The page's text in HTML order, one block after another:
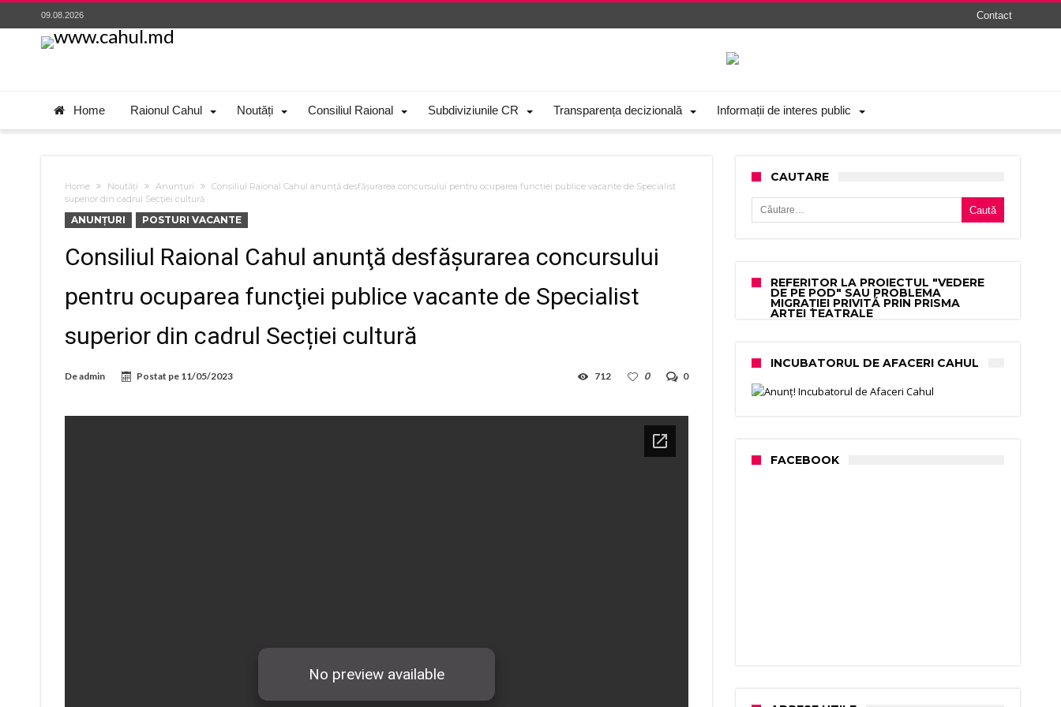
09.08.2026 Contact
Home Raionul Cahul Noutăți Consiliul Raional Subdiviziunile CR Transparența decizională Informații de interes public
Home Noutăți Anunțuri
Consiliul Raional Cahul anunţă desfăşurarea concursului pentru ocuparea funcţiei publice vacante de Specialist
superior din cadrul Secției cultură
ANUNȚURI POSTURI VACANTE
Consiliul Raional Cahul anunţă desfăşurarea concursului
pentru ocuparea funcţiei publice vacante de Specialist
superior din cadrul Secției cultură
Deadmin Postat pe 11/05/2023 0
0
712
CAUTARE
Caută după:
REFERITOR LA PROIECTUL "VEDERE
DE PE POD" SAU PROBLEMA
MIGRAȚIEI PRIVITĂ PRIN PRISMA
ARTEI TEATRALE
INCUBATORUL DE AFACERI CAHUL
FACEBOOK